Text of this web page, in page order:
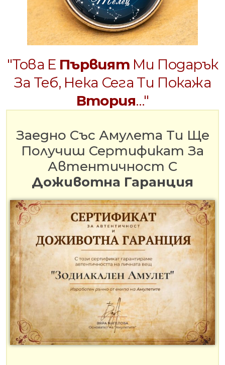
"Това Е Първият Ми Подарък
За Теб, Нека Сега Ти Покажа
Втория…"
Заедно Със Амулета Ти Ще
Получиш Сертификат За
Автентичност С
Доживотна Гаранция